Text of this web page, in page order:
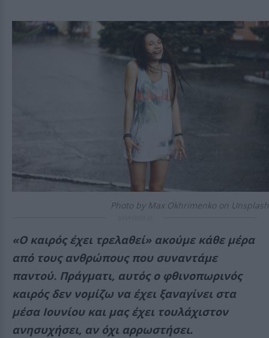
Photo by Max Okhrimenko on Unsplash
«Ο καιρός έχει τρελαθεί» ακούμε κάθε μέρα
από τους ανθρώπους που συναντάμε
παντού. Πράγματι, αυτός ο φθινοπωρινός
καιρός δεν νομίζω να έχει ξαναγίνει στα
μέσα Ιουνίου και μας έχει τουλάχιστον
ανησυχήσει, αν όχι αρρωστήσει.